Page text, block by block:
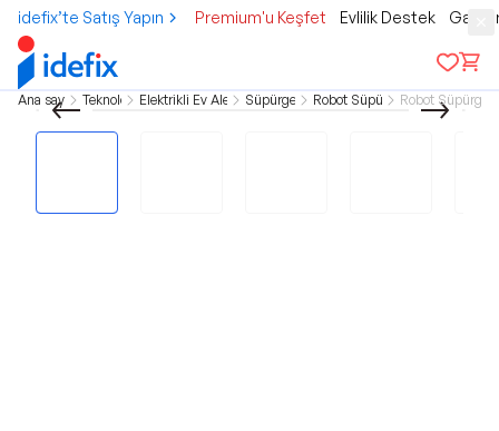
idefix’te Satış Yapın Premium'u Keşfet Evlilik Destek
Ana sayfa Teknoloji Elektrikli Ev AletleriSüpürgeler Robot SüpürgeRobot